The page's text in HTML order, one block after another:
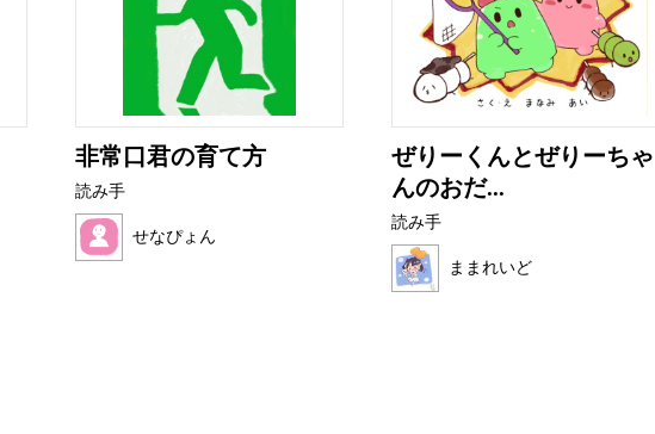
非常口君の育て方
読み手
せなぴょん
ぜりーくんとぜりーちゃ
んのおだ...
読み手
ままれいど